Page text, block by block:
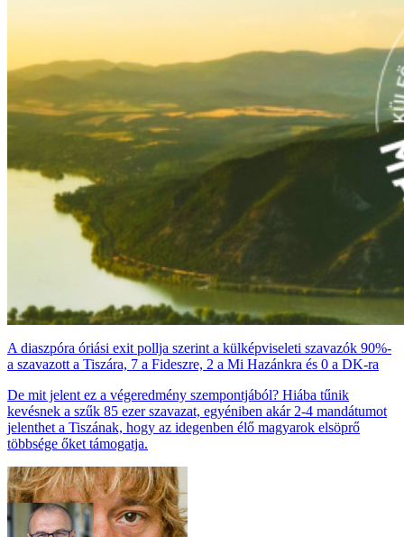
A diaszpóra óriási exit pollja szerint a külképviseleti szavazók 90%-
a szavazott a Tiszára, 7 a Fideszre, 2 a Mi Hazánkra és 0 a DK-ra
De mit jelent ez a végeredmény szempontjából? Hiába tűnik
kevésnek a szűk 85 ezer szavazat, egyéniben akár 2-4 mandátumot
jelenthet a Tiszának, hogy az idegenben élő magyarok elsöprő
többsége őket támogatja.